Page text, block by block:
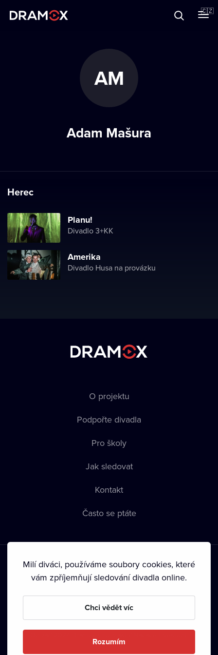
🇨🇿
AM
Adam Mašura
Herec
Planu!
Divadlo 3+KK
Amerika
Divadlo Husa na provázku
O projektu
Podpořte divadla
Pro školy
Jak sledovat
Kontakt
Často se ptáte
Podmínky používání • Ochrana soukromí • Zásady používání
• Autorská práva•
Milí diváci, používáme soubory cookies, které
vám zpříjemňují sledování divadla online.
Chci vědět víc
Rozumím